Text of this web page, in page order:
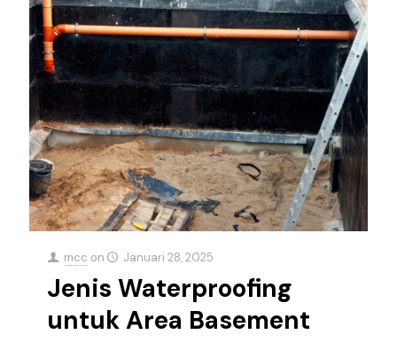
mcc on Januari 28, 2025
Jenis Waterproofing
untuk Area Basement